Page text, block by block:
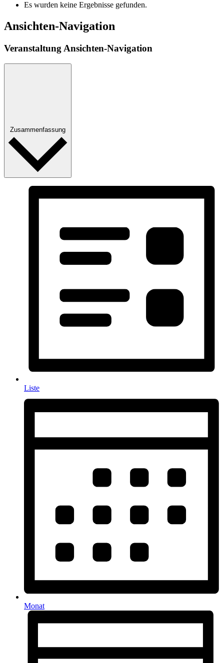
Es wurden keine Ergebnisse gefunden.
Ansichten-Navigation
Veranstaltung Ansichten-Navigation
Zusammenfassung
Liste
Monat